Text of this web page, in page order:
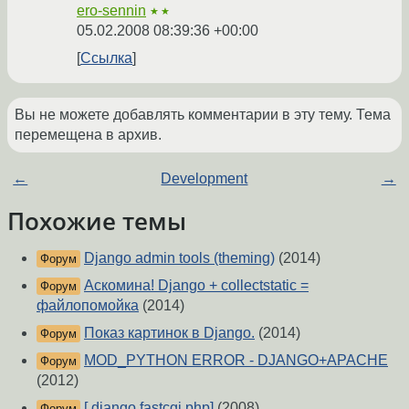
ero-sennin ★★
05.02.2008 08:39:36 +00:00
Ссылка
Вы не можете добавлять комментарии в эту тему. Тема
перемещена в архив.
← Development →
Похожие темы
Форум Django admin tools (theming) (2014)
Форум Аскомина! Django + collectstatic =
файлопомойка (2014)
Форум Показ картинок в Django. (2014)
Форум
MOD_PYTHON ERROR - DJANGO+APACHE
(2012)